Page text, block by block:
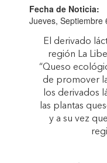
Fecha de Noticia:
Jueves, Septiembre
El derivado
región La
“Queso
de promover
los derivados
las plantas
y a su vez